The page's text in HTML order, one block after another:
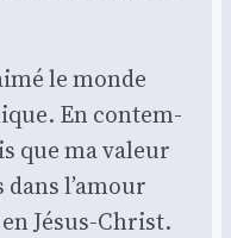
le monde
En contem­
que ma valeur
l’amour
Jésus-Christ.